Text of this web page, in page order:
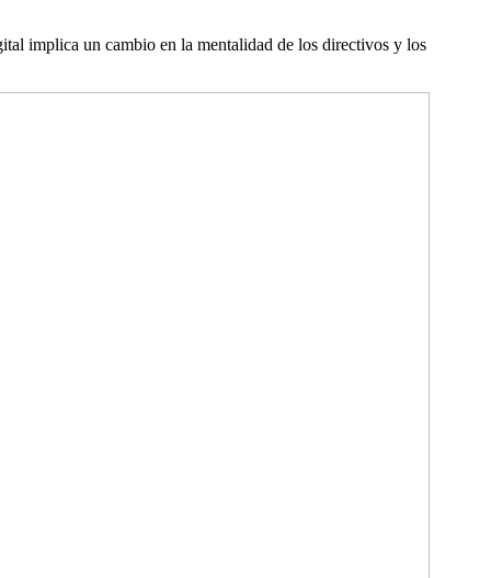
implica un cambio en la mentalidad de los directivos y los